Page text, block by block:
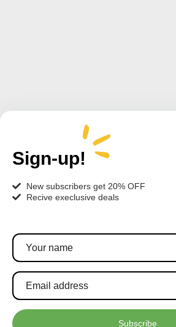
Sign-up!
New subscribers get 20% OFF
Recive execlusive deals
Subscribe